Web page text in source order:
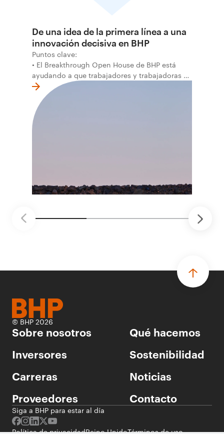
De una idea de la primera línea a una
innovación decisiva en BHP
Puntos clave:
• El Breakthrough Open House de BHP está
ayudando a que trabajadores y trabajadoras de
la primera línea conviertan ideas prácticas en
soluciones probadas que pueden hacer el
trabajo más seguro, inteligente y productivo.
• El primer programa interno de innovación
recibió cerca de 1.000 postulaciones de
mantenimiento robótico, limpieza submarina y
© BHP 2026
Sobre nosotros
Qué hacemos
Inversores
Sostenibilidad
Carreras
Noticias
Proveedores
Contacto
Siga a BHP para estar al día
Política de privacidadReino UnidoTérminos de uso